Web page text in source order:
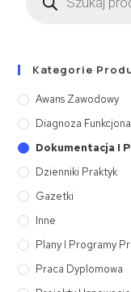
Kategorie
Awans Zawodowy
Diagnoza
Dokumentacja I
Dzienniki Praktyk
Gazetki
Inne
Plany I Programy
Praca Dyplomowa